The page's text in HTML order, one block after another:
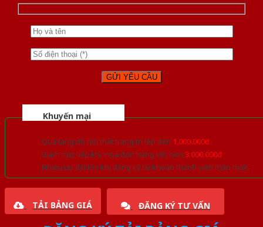
Khuyến mại
Quà tặng đồ nội thất trang trí lên đến 1.000.000đ
Giảm trực tiếp khi mua đơn hàng lớn hơn 3.000.000đ
Nhiều ưu đãi lớn khi đăng ký tài khoản thành viên thân thiết
TẢI BẢNG GIÁ ĐĂNG KÝ TƯ VẤN